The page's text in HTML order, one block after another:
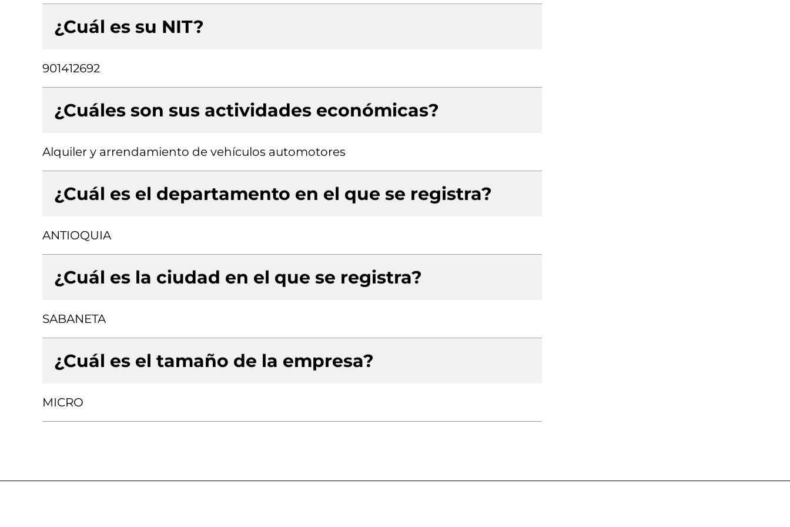
¿Cuál es su NIT?
901412692
¿Cuáles son sus actividades económicas?
Alquiler y arrendamiento de vehículos automotores
¿Cuál es el departamento en el que se registra?
ANTIOQUIA
¿Cuál es la ciudad en el que se registra?
SABANETA
¿Cuál es el tamaño de la empresa?
MICRO